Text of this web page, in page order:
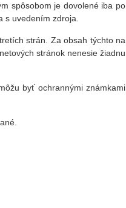
spôsobom je dovolené iba po
s uvedením zdroja.
strán. Za obsah týchto na
stránok nenesie žiadnu
byť ochrannými známkami